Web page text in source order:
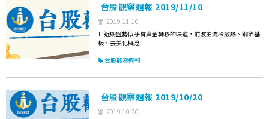
台股觀察週報 2019/11/10
2019-11-10
1. 近期盤勢似乎有資金轉移的味道，前波主流股散熱、銅箔基
板、去美化概念.......
台股觀察週報
台股觀察週報 2019/10/20
2019-10-20